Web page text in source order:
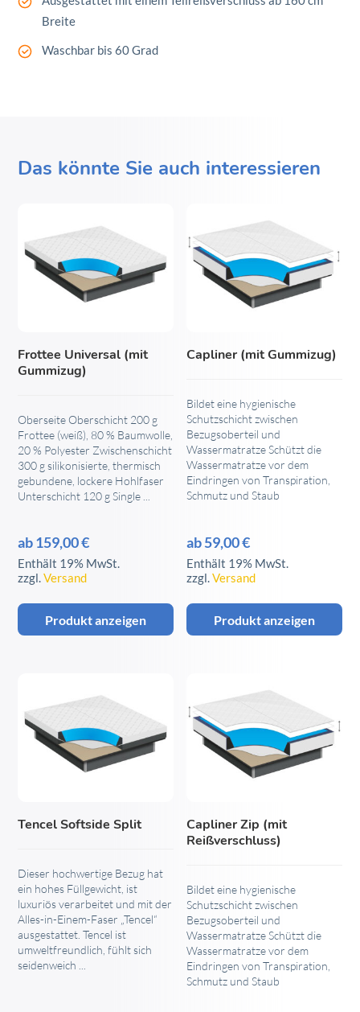
Breite
Waschbar bis 60 Grad
Das könnte Sie auch interessieren
Frottee Universal (mit
Gummizug)
Oberseite Oberschicht 200 g
Frottee (weiß), 80 % Baumwolle,
20 % Polyester Zwischenschicht
300 g silikonisierte, thermisch
gebundene, lockere Hohlfaser
Unterschicht 120 g Single ...
ab159,00€
Enthält 19% MwSt.
zzgl.Versand
Produkt anzeigen
Produkt
weist
mehrere
Varianten
Optionen
der
Produktseite
gewählt
werden
Capliner (mit Gummizug)
Bildet eine hygienische
Schutzschicht zwischen
Bezugsoberteil und
Wassermatratze Schützt die
Wassermatratze vor dem
Eindringen von Transpiration,
Schmutz und Staub
ab59,00€
Enthält 19% MwSt.
zzgl.Versand
Produkt anzeigen
Produkt
weist
mehrere
Varianten
Optionen
auf
der
Produktseite
gewählt
werden
Tencel Softside Split
Dieser hochwertige Bezug hat
ein hohes Füllgewicht, ist
luxuriös verarbeitet und mit der
Alles-in-Einem-Faser „Tencel“
ausgestattet. Tencel ist
umweltfreundlich, fühlt sich
seidenweich ...
Produkt
weist
mehrere
Varianten
Optionen
auf
der
Produktseite
gewählt
werden
Capliner Zip (mit
Reißverschluss)
Bildet eine hygienische
Schutzschicht zwischen
Bezugsoberteil und
Wassermatratze Schützt die
Wassermatratze vor dem
Eindringen von Transpiration,
Schmutz und Staub
Produkt
weist
mehrere
Varianten
Optionen
der
Produktseite
gewählt
werden